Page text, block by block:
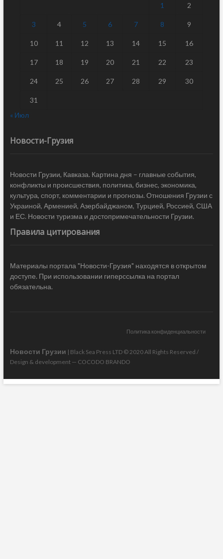
1 2
3 4 5 6 7 8 9
10 11 12 13 14 15 16
17 18 19 20 21 22 23
24 25 26 27 28 29 30
31
« Июл
Новости-Грузия
Новости Грузии, Кавказа. Картина дня – главные события,
конфликты и происшествия, политика, бизнес, экономика,
культура, спорт, комментарии и прогнозы. Отношения Грузии с
Украиной, Арменией, Азербайджаном, Турцией, Россией, США
и ЕС. Новости туризма и достопримечательности Грузии.
Правила цитирования
Материалы портала "Новости-Грузия" находятся в открытом
доступе. При использовании гиперссылка на портал
обязательна.
Политика конфиденциальности
Новости Грузии | Black Sea Press LTD © 2020 All Rights Reserved /
Design & development — COCODO BRANDO